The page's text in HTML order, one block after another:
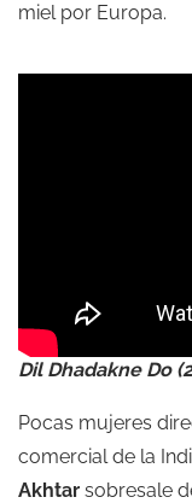
miel por Europa.
Dil Dhadakne Do
Pocas mujeres
comercial de la
Akhtar sobresale